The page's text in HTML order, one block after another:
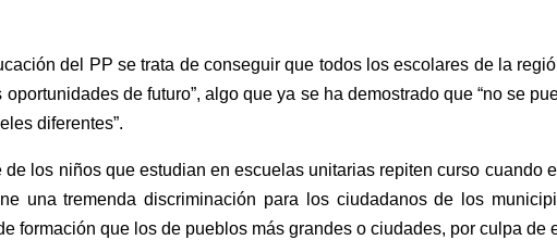
del PP se trata de conseguir que todos los escolares de la
de futuro”, algo que ya se ha demostrado que “no se
diferentes”.
los niños que estudian en escuelas unitarias repiten curso cuando
una tremenda discriminación para los ciudadanos de los
formación que los de pueblos más grandes o ciudades, por culpa